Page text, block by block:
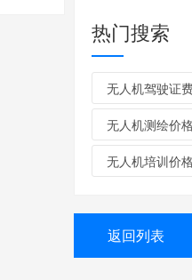
热门搜索
无人机驾驶证
无人机测绘价格
无人机培训价格
返回列表